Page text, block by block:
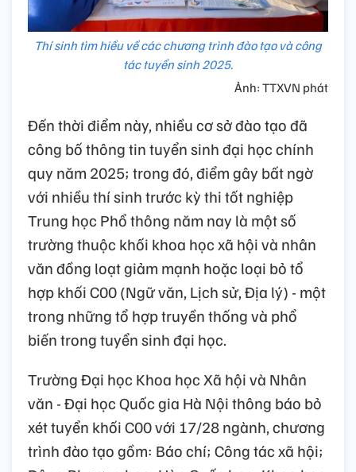
Thí sinh tìm hiều về các chương trình đào tạo và công
tác tuyển sinh 2025.
Ảnh: TTXVN phát
Đến thời điểm này, nhiều cơ sở đào tạo đã
công bố thông tin tuyển sinh đại học chính
quy năm 2025; trong đó, điểm gây bất ngờ
với nhiều thí sinh trước kỳ thi tốt nghiệp
Trung học Phổ thông năm nay là một số
trường thuộc khối khoa học xã hội và nhân
văn đồng loạt giảm mạnh hoặc loại bỏ tổ
hợp khối C00 (Ngữ văn, Lịch sử, Địa lý) - một
trong những tổ hợp truyền thống và phổ
biến trong tuyển sinh đại học.
Trường Đại học Khoa học Xã hội và Nhân
văn - Đại học Quốc gia Hà Nội thông báo bỏ
xét tuyển khối C00 với 17/28 ngành, chương
trình đào tạo gồm: Báo chí; Công tác xã hội;